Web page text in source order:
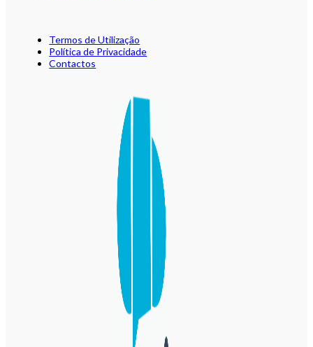
Termos de Utilização
Política de Privacidade
Contactos